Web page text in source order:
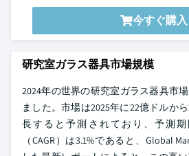
今すぐ購入
研究室ガラス器具市場規模
2024年の世界の研究室ガラス器具市
ました。市場は2025年に22億ドルか
長すると予測されており、予測
（CAGR）は3.1%であると、Global